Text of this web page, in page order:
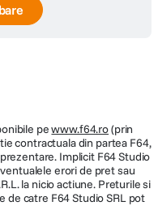
pewww.f64.ro(prin
contractuala din partea F64,
Implicit F64 Studio
erori de pret sau
la nicio actiune. Preturile si
de catre F64 Studio SRL pot